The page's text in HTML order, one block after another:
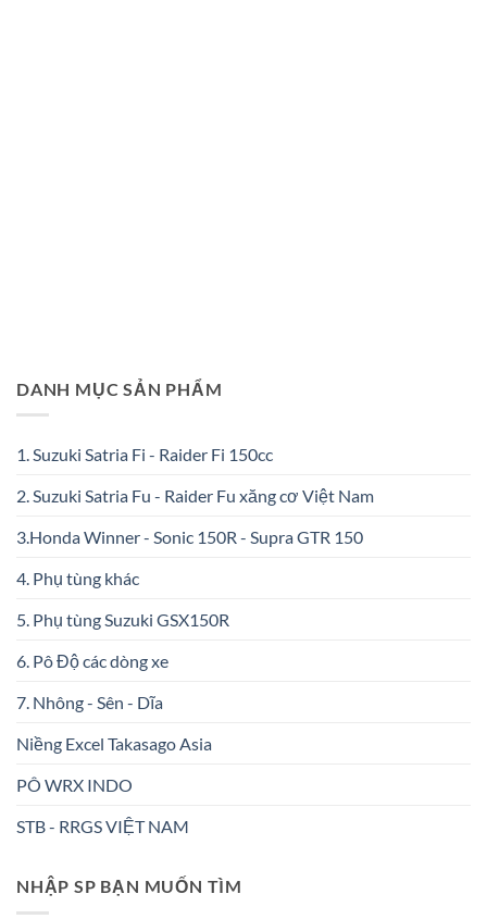
DANH MỤC SẢN PHẨM
1. Suzuki Satria Fi - Raider Fi 150cc
2. Suzuki Satria Fu - Raider Fu xăng cơ Việt Nam
3.Honda Winner - Sonic 150R - Supra GTR 150
4. Phụ tùng khác
5. Phụ tùng Suzuki GSX150R
6. Pô Độ các dòng xe
7. Nhông - Sên - Dĩa
Niềng Excel Takasago Asia
PÔ WRX INDO
STB - RRGS VIỆT NAM
NHẬP SP BẠN MUỐN TÌM